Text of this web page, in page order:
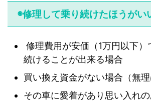
◉修理して乗り続けたほうがい
修理費用が安価（1万円以下）
続けることが出来る場合
買い換え資金がない場合（無
その車に愛着があり思い入れ